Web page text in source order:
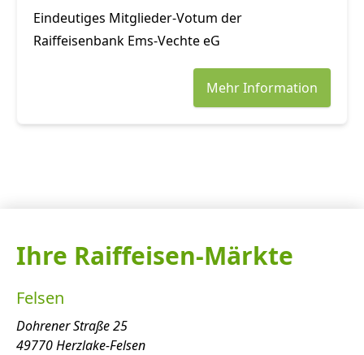
Eindeutiges Mitglieder-Votum der
Raiffeisenbank Ems-Vechte eG
Mehr Information
Ihre Raiffeisen-Märkte
Felsen
Dohrener Straße 25
49770 Herzlake-Felsen